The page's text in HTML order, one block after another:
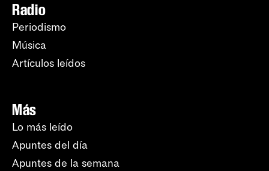
Radio
Periodismo
Música
Artículos leídos
Más
Lo más leído
Apuntes del día
Apuntes de la semana